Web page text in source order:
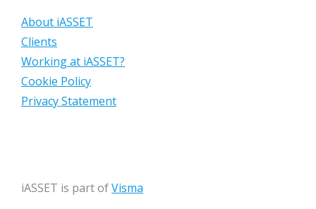
About iASSET
Clients
Working at iASSET?
Cookie Policy
Privacy Statement
iASSET is part ofVisma